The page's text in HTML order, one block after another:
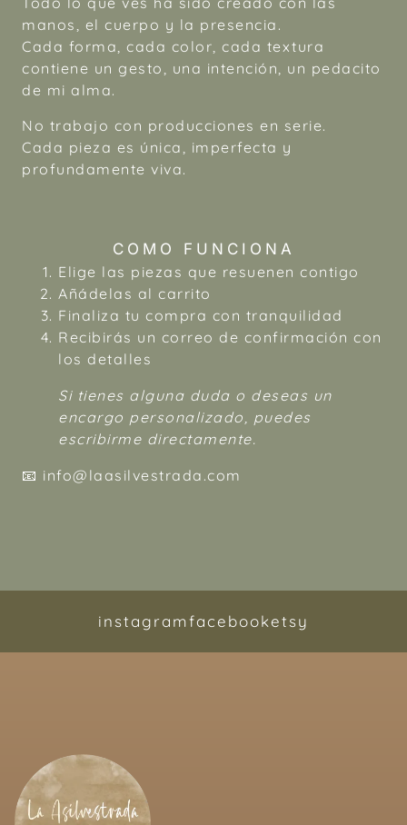
manos, el cuerpo y la presencia.
Cada forma, cada color, cada textura
contiene un gesto, una intención, un pedacito
de mi alma.
No trabajo con producciones en serie.
Cada pieza es única, imperfecta y
profundamente viva.
COMO FUNCIONA
Elige las piezas que resuenen contigo
Añádelas al carrito
Finaliza tu compra con tranquilidad
Recibirás un correo de confirmación con
los detalles
Si tienes alguna duda o deseas un
encargo personalizado, puedes
escribirme directamente.
📧 info@laasilvestrada.com
instagramfacebooketsy